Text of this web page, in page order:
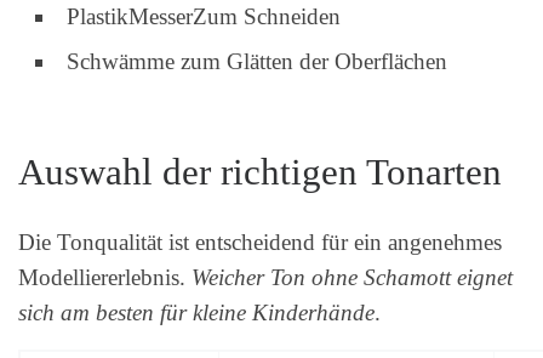
PlastikMesserZum Schneiden
Schwämme zum Glätten der Oberflächen
Auswahl der richtigen Tonarten
Die Tonqualität ist entscheidend für ein angenehmes
Modelliererlebnis. Weicher Ton ohne Schamott eignet
sich am besten für kleine Kinderhände.